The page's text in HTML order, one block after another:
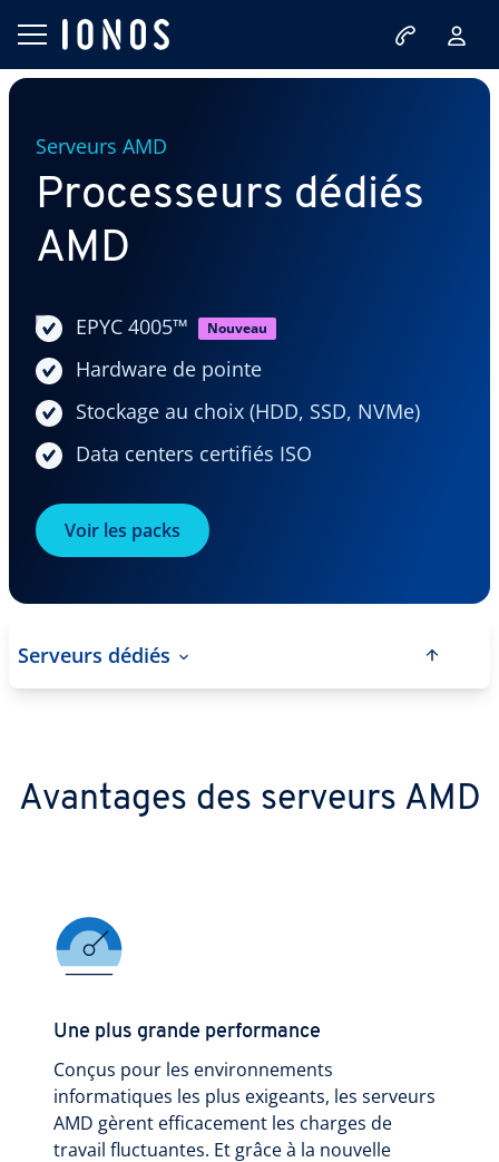
Serveurs AMD
Processeurs dédiés
AMD
EPYC 4005™ Nouveau
Hardware de pointe
Stockage au choix (HDD, SSD, NVMe)
Data centers certifiés ISO
Voir les packs
Serveurs dédiés
Avantages des serveurs AMD
Une plus grande performance
Conçus pour les environnements
informatiques les plus exigeants, les serveurs
AMD gèrent efficacement les charges de
travail fluctuantes. Et grâce à la nouvelle